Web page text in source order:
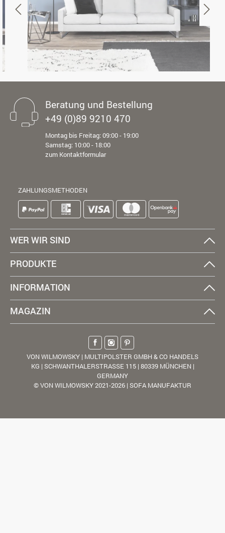
Beratung und Bestellung
+49 (0)89 9210 470
Montag bis Freitag: 09:00 - 19:00
Samstag: 10:00 - 18:00
zum Kontaktformular
ZAHLUNGSMETHODEN
WER WIR SIND
PRODUKTE
INFORMATION
MAGAZIN
VON WILMOWSKY | MULTIPOLSTER GMBH & CO HANDELS
KG | SCHWANTHALERSTRASSE 115 | 80339 MÜNCHEN |
GERMANY
© VON WILMOWSKY 2021-2026 | SOFA MANUFAKTUR